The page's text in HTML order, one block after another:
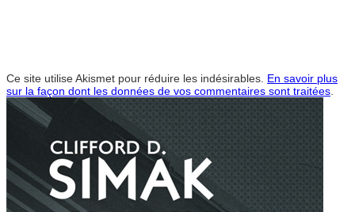
Ce site utilise Akismet pour réduire les indésirables. En savoir plus
sur la façon dont les données de vos commentaires sont traitées